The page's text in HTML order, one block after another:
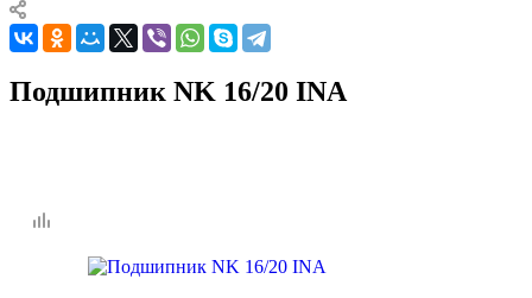
Подшипник NK 16/20 INA